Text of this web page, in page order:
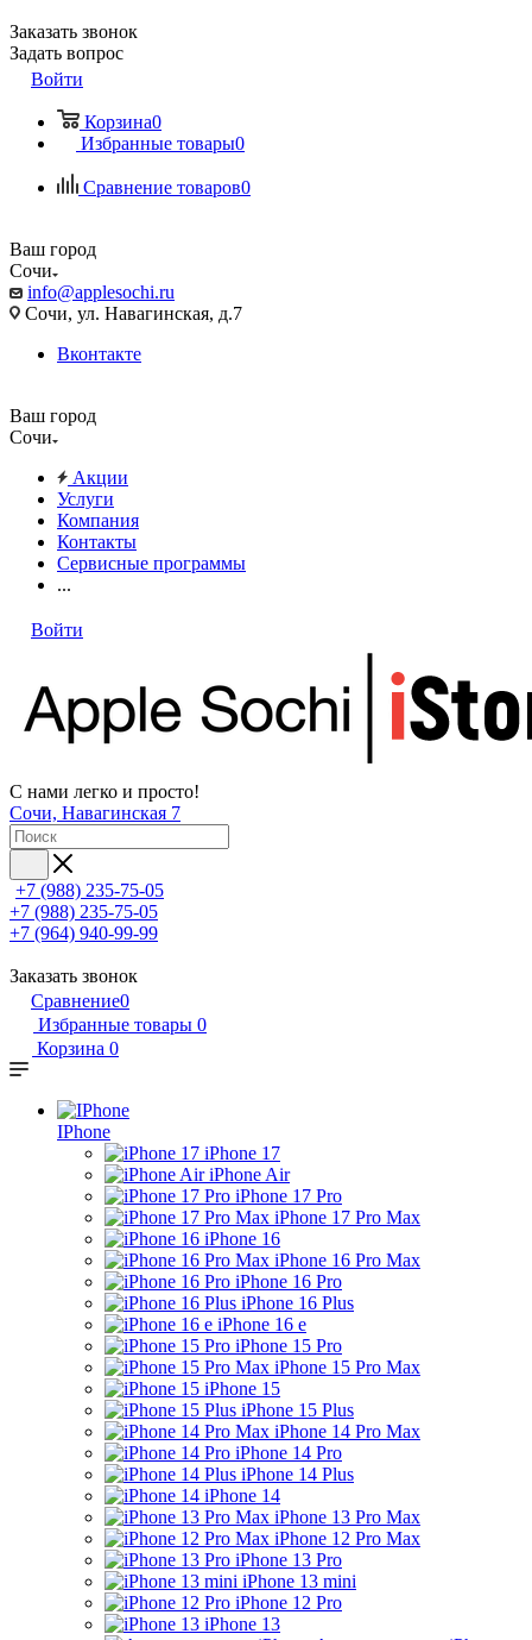
Заказать звонок
Задать вопрос
Войти
Корзина0
Избранные товары0
Сравнение товаров0
Ваш город
Сочи
info@applesochi.ru
Сочи, ул. Навагинская, д.7
Вконтакте
Ваш город
Сочи
Акции
Услуги
Компания
Контакты
Сервисные программы
...
Войти
С нами легко и просто!
Сочи, Навагинская 7
+7 (988) 235-75-05
+7 (988) 235-75-05
+7 (964) 940-99-99
Заказать звонок
Сравнение0
Избранные товары 0
Корзина 0
IPhone
iPhone 17
iPhone Air
iPhone 17 Pro
iPhone 17 Pro Max
iPhone 16
iPhone 16 Pro Max
iPhone 16 Pro
iPhone 16 Plus
iPhone 16 e
iPhone 15 Pro
iPhone 15 Pro Max
iPhone 15
iPhone 15 Plus
iPhone 14 Pro Max
iPhone 14 Pro
iPhone 14 Plus
iPhone 14
iPhone 13 Pro Max
iPhone 12 Pro Max
iPhone 13 Pro
iPhone 13 mini
iPhone 12 Pro
iPhone 13